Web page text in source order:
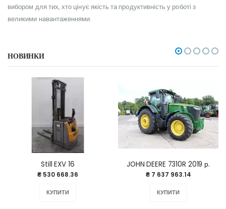
вибором для тих, хто цінує якість та продуктивність у роботі з
великими навантаженнями.
НОВИНКИ
Still EXV 16
₴ 530 668.36
КУПИТИ
JOHN DEERE 7310R 2019 р.
₴ 7 637 963.14
КУПИТИ